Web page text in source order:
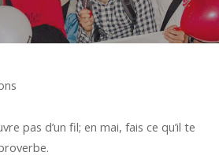
pas d’un fil; en mai, fais ce qu’il te